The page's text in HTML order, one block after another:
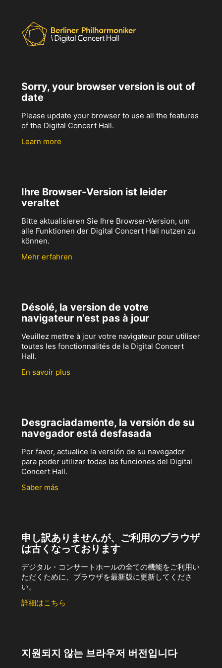
Sorry, your browser version is out of
date
Please update your browser to use all the features
of the Digital Concert Hall.
Learn more
Ihre Browser-Version ist leider
veraltet
Bitte aktualisieren Sie Ihre Browser-Version, um
alle Funktionen der Digital Concert Hall nutzen zu
können.
Mehr erfahren
Désolé, la version de votre
navigateur n’est pas à jour
Veuillez mettre à jour votre navigateur pour utiliser
toutes les fonctionnalités de la Digital Concert
Hall.
En savoir plus
Desgraciadamente, la versión de su
navegador está desfasada
Por favor, actualice la versión de su navegador
para poder utilizar todas las funciones del Digital
Concert Hall.
Saber más
申し訳ありませんが、ご利用のブラウザ
は古くなっております
デジタル・コンサートホールの全ての機能をご利用い
ただくために、ブラウザを最新版に更新してくださ
い。
詳細はこちら
지원되지 않는 브라우저 버전입니다